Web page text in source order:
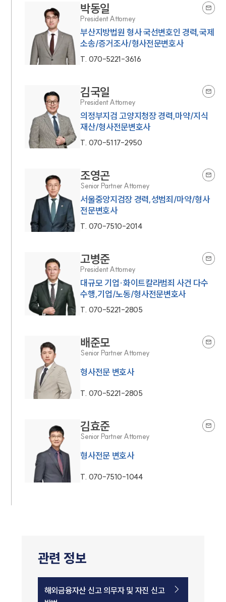
박동일
President Attorney
부산지방법원 형사 국선변호인 경력,국제
소송/증거조사/형사전문변호사
T. 070-5221-3616
김국일
President Attorney
의정부지검 고양지청장 경력,마약/지식
재산/형사전문변호사
T. 070-5117-2950
조영곤
Senior Partner Attorney
서울중앙지검장 경력,성범죄/마약/형사
전문변호사
T. 070-7510-2014
고병준
President Attorney
대규모 기업·화이트칼라범죄 사건 다수
수행,기업/노동/형사전문변호사
T. 070-5221-2805
배준모
Senior Partner Attorney
형사전문 변호사
T. 070-5221-2805
김효준
Senior Partner Attorney
형사전문 변호사
T. 070-7510-1044
관련 정보
해외금융자산 신고 의무자 및 자진 신고